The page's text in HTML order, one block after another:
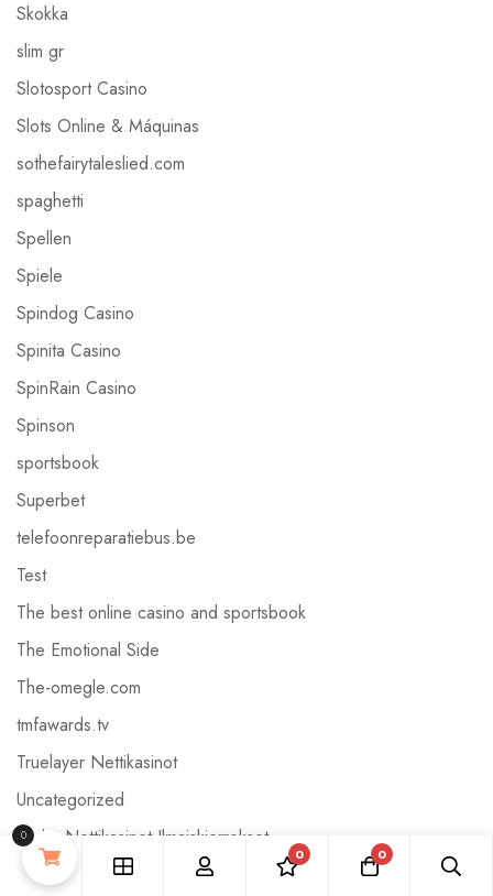
Skokka
slim gr
Slotosport Casino
Slots Online & Máquinas
sothefairytaleslied.com
spaghetti
Spellen
Spiele
Spindog Casino
Spinita Casino
SpinRain Casino
Spinson
sportsbook
Superbet
telefoonreparatiebus.be
Test
The best online casino and sportsbook
The Emotional Side
The-omegle.com
tmfawards.tv
Truelayer Nettikasinot
Uncategorized
Uudet Nettikasinot Ilmaiskierrokset
Uudet Nettikasinot Malta
0 0
0